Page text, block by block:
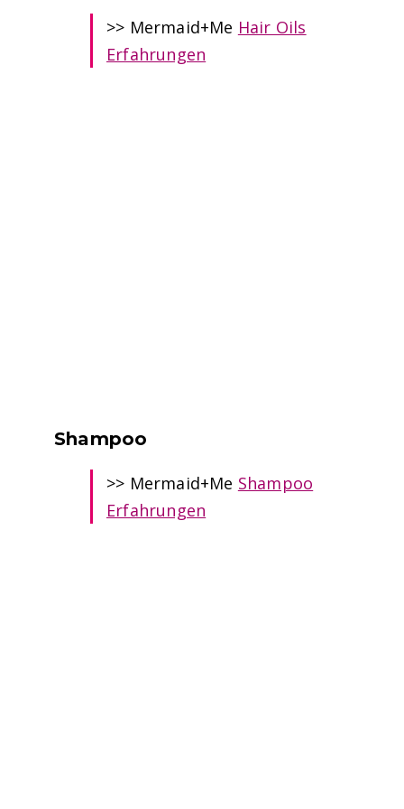
>> Mermaid+Me Hair Oils
Erfahrungen
Shampoo
>> Mermaid+Me Shampoo
Erfahrungen